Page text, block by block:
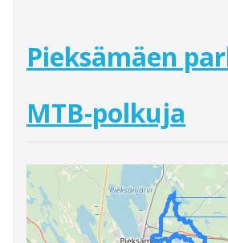
Pieksämäen
MTB-polkuja